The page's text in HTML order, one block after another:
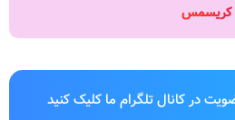
در کانال تلگرام ما کلیک کنید